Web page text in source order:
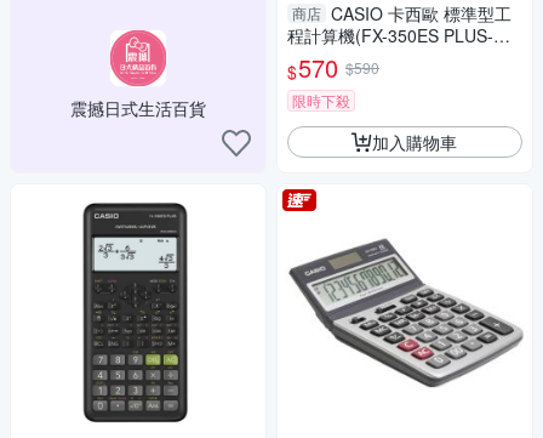
震撼日式生活百貨
商店 CASIO 卡西歐 標準型工
程計算機(FX-350ES PLUS-W-
DTW)
$570 $590
限時下殺
加入購物車